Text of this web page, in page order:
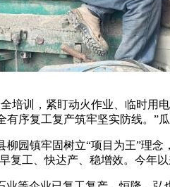
训，紧盯动火作业、临时用
序复工复产筑牢坚实防线。”
镇牢固树立“项目为王”理念
工、快达产、稳增效。今年